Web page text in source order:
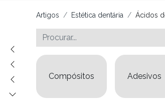
Artigos Estética dentária Ácidos
Compósitos Adesivos